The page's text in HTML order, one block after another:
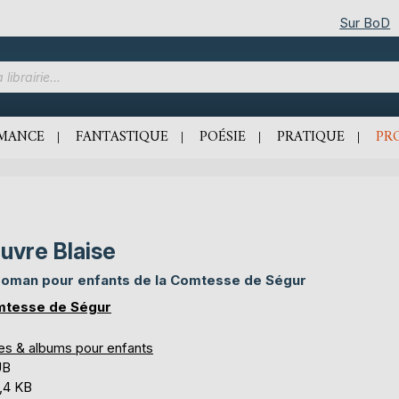
Sur BoD
FANTASTIQUE POÉSIE PRATIQUE
Blaise
pour enfants de la Comtesse de Ségur
de Ségur
& albums pour enfants
KB